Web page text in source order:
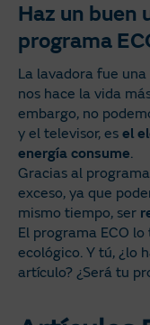
Haz un buen
programa
La lavadora fue
nos hace la vida
embargo, no
y el televisor, es el
energía consume.
Gracias al
exceso, ya que
mismo tiempo, ser
El programa ECO
ecológico. Y tú, ¿lo
artículo? ¿Será tu